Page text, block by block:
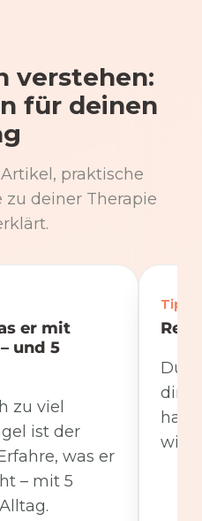
verstehen:
für deinen
praktische
deiner Therapie
er mit
und 5
zu viel
ist der
was er
– mit 5
Tipps
Du
hat.